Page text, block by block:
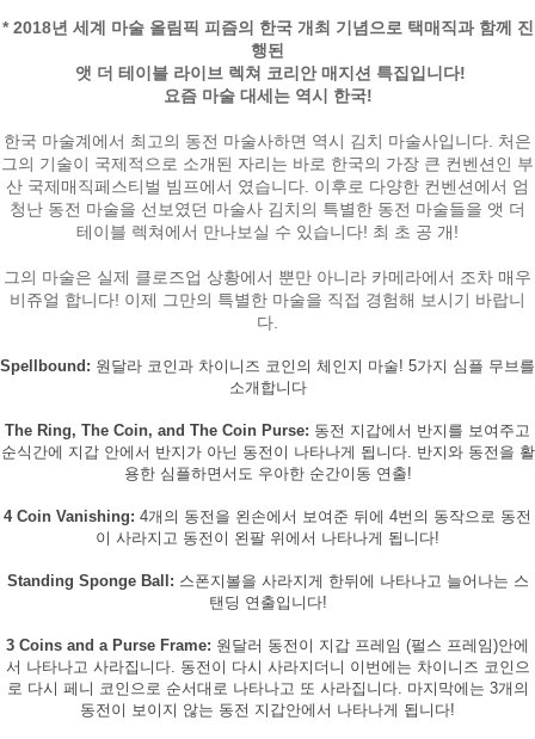
페이코 ID로
PAYCO 바로
* 2018년 세계 마술 올림픽 피즘의 한국 개최 기념으로 택매직과 함께 진
행된
앳 더 테이블 라이브 렉쳐 코리안 매지션 특집입니다!
요즘 마술 대세는 역시 한국!
한국 마술계에서 최고의 동전 마술사하면 역시 김치 마술사입니다. 처은
그의 기술이 국제적으로 소개된 자리는 바로 한국의 가장 큰 컨벤션인 부
산 국제매직페스티벌 빔프에서 였습니다. 이후로 다양한 컨벤션에서 엄
청난 동전 마술을 선보였던 마술사 김치의 특별한 동전 마술들을 앳 더
테이블 렉쳐에서 만나보실 수 있습니다! 최 초 공 개!
그의 마술은 실제 클로즈업 상황에서 뿐만 아니라 카메라에서 조차 매우
비쥬얼 합니다! 이제 그만의 특별한 마술을 직접 경험해 보시기 바랍니
다.
Spellbound: 원달라 코인과 차이니즈 코인의 체인지 마술! 5가지 심플 무브를
소개합니다
The Ring, The Coin, and The Coin Purse: 동전 지갑에서 반지를 보여주고
순식간에 지갑 안에서 반지가 아닌 동전이 나타나게 됩니다. 반지와 동전을 활
용한 심플하면서도 우아한 순간이동 연출!
4 Coin Vanishing: 4개의 동전을 왼손에서 보여준 뒤에 4번의 동작으로 동전
이 사라지고 동전이 왼팔 위에서 나타나게 됩니다!
Standing Sponge Ball: 스폰지볼을 사라지게 한뒤에 나타나고 늘어나는 스
탠딩 연출입니다!
3 Coins and a Purse Frame: 원달러 동전이 지갑 프레임 (펄스 프레임)안에
서 나타나고 사라집니다. 동전이 다시 사라지더니 이번에는 차이니즈 코인으
로 다시 페니 코인으로 순서대로 나타나고 또 사라집니다. 마지막에는 3개의
동전이 보이지 않는 동전 지갑안에서 나타나게 됩니다!